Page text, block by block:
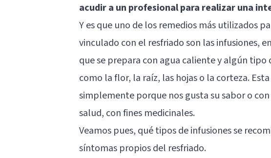
acudir a un profesional para realizar una
Y es que uno de los remedios más utilizados
vinculado con el resfriado son las infusiones,
que se prepara con agua caliente y algún
como la flor, la raíz, las hojas o la corteza.
simplemente porque nos gusta su sabor o
salud, con fines medicinales.
Veamos pues, qué tipos de infusiones se
síntomas propios del resfriado.